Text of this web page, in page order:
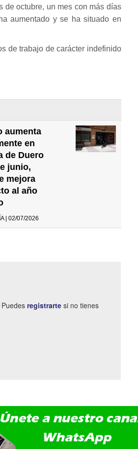
de octubre, un mes con más días
aumentado y se ha situado en
de trabajo de carácter indefinido
aumenta
en
de Duero
junio,
mejora
al año
| 02/07/2026
registrarte si no tienes